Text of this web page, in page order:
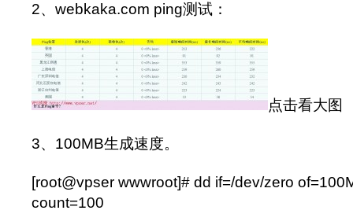
2、webkaka.com ping测试：
点击看大图
3、100MB生成速度。
[root@vpser wwwroot]# dd if=/dev/zero
count=100